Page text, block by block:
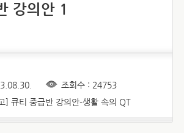
강의안 1
조회수 : 24753
] 큐티 중급반 강의안-생활 속의 QT